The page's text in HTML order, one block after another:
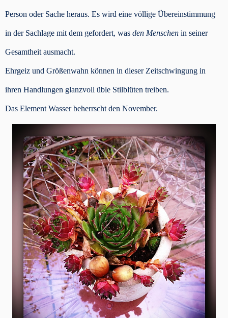
Person oder Sache heraus. Es wird eine völlige Übereinstimmung
in der Sachlage mit dem gefordert, was den Menschen in seiner
Gesamtheit ausmacht.
Ehrgeiz und Größenwahn können in dieser Zeitschwingung in
ihren Handlungen glanzvoll üble Stilblüten treiben.
Das Element Wasser beherrscht den November.